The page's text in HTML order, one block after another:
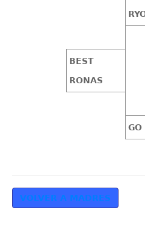
BEST
RONAS
GO
VOLVER A MADRES